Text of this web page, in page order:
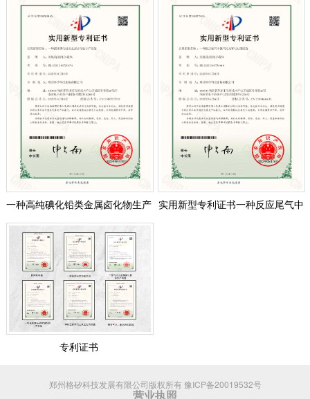
一种高纯碘化铅类金属卤化物生产
装置实用新型专利证书
实用新型专利证书一种反应尾气中
专利证书
郑州格矽科技发展有限公司版权所有 豫ICP备20019532号
营业执照